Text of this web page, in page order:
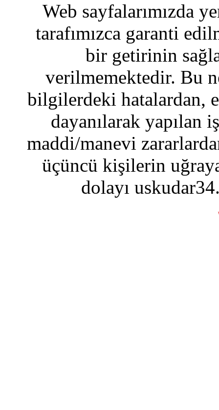
Web sayfalarımızda
tarafımızca garanti
bir getirinin
verilmemektedir. Bu
bilgilerdeki hatalardan,
dayanılarak yapılan
maddi/manevi
üçüncü kişilerin
dolayı